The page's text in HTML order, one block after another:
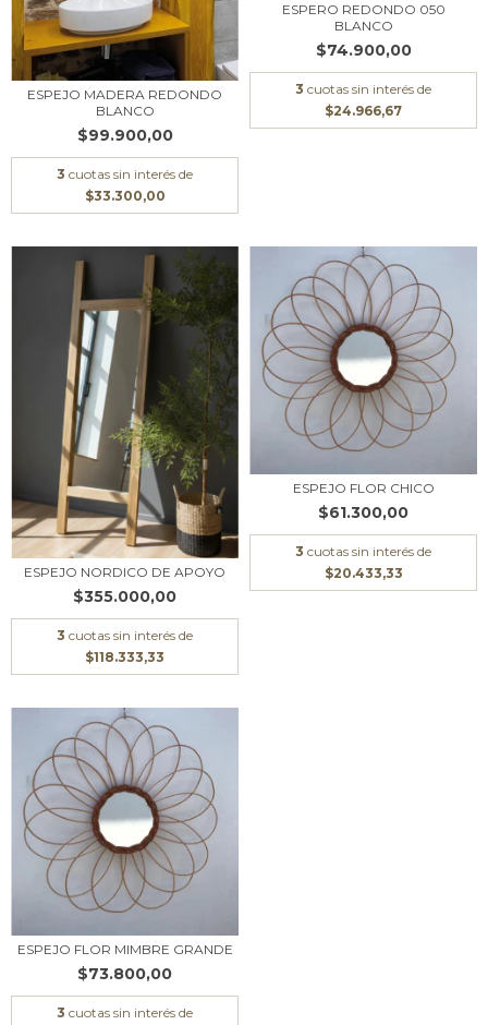
ESPEJO MADERA REDONDO
BLANCO
$99.900,00
3 cuotas sin interés de
$33.300,00
ESPERO REDONDO 050
BLANCO
$74.900,00
3 cuotas sin interés de
$24.966,67
ESPEJO NORDICO DE APOYO
$355.000,00
3 cuotas sin interés de
$118.333,33
ESPEJO FLOR CHICO
$61.300,00
3 cuotas sin interés de
$20.433,33
ESPEJO FLOR MIMBRE GRANDE
$73.800,00
3 cuotas sin interés de